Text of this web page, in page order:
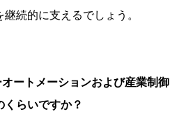
続的に支えるでしょう。
ートメーションおよび産業制御
らいですか？